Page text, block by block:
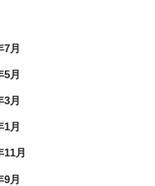
7月
5月
3月
1月
11月
9月